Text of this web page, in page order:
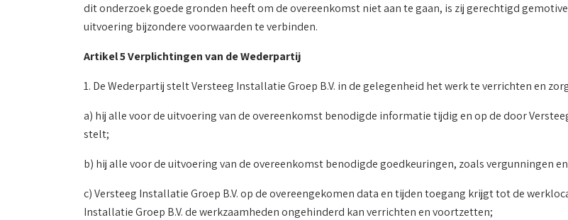
dit onderzoek goede gronden heeft om de overeenkomst niet aan te gaan, is zij gerechtigd
uitvoering bijzondere voorwaarden te verbinden.
Artikel 5 Verplichtingen van de Wederpartij
1. De Wederpartij stelt Versteeg Installatie Groep B.V. in de gelegenheid het werk te verrichten en
a) hij alle voor de uitvoering van de overeenkomst benodigde informatie tijdig en op de door
stelt;
b) hij alle voor de uitvoering van de overeenkomst benodigde goedkeuringen, zoals vergunningen
c) Versteeg Installatie Groep B.V. op de overeengekomen data en tijden toegang krijgt tot de
Installatie Groep B.V. de werkzaamheden ongehinderd kan verrichten en voortzetten;